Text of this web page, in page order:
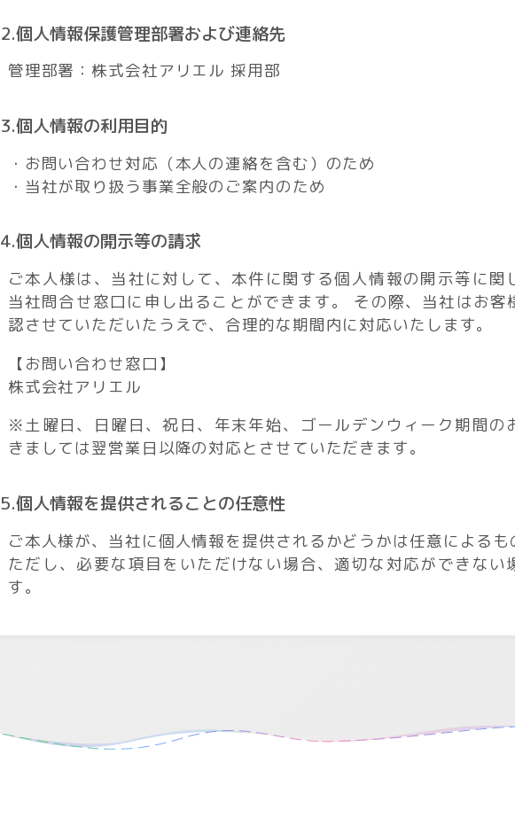
2.個人情報保護管理部署および連絡先
管理部署：株式会社アリエル 採用部
3.個人情報の利用目的
・お問い合わせ対応（本人の連絡を含む）のため
・当社が取り扱う事業全般のご案内のため
4.個人情報の開示等の請求
ご本人様は、当社に対して、本件に関する個人情報の開示等に関
当社問合せ窓口に申し出ることができます。 その際、当社はお客
認させていただいたうえで、合理的な期間内に対応いたします。
【お問い合わせ窓口】
株式会社アリエル
※土曜日、日曜日、祝日、年末年始、ゴールデンウィーク期間の
きましては翌営業日以降の対応とさせていただきます。
5.個人情報を提供されることの任意性
ご本人様が、当社に個人情報を提供されるかどうかは任意によるも
ただし、必要な項目をいただけない場合、適切な対応ができない
す。